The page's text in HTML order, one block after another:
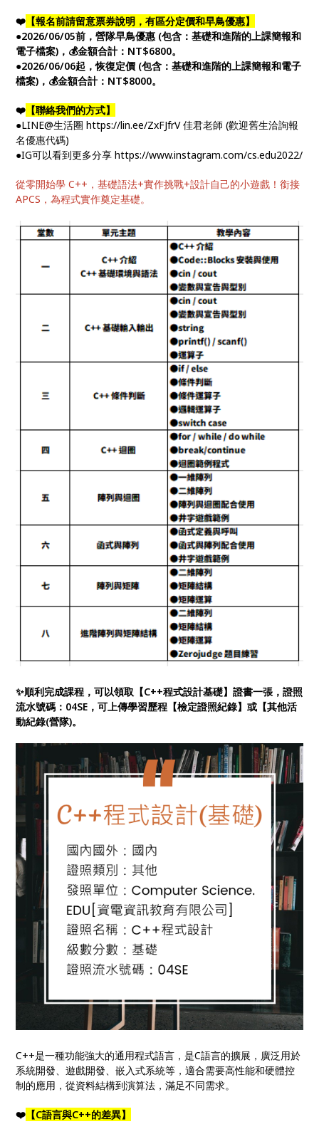
❤️ 【報名前請留意票券說明，有區分定價和早鳥優惠】
●2026/06/05前，營隊早鳥優惠 (包含：基礎和進階的上課簡報和
電子檔案)，💰金額合計：NT$6800。
●2026/06/06起，恢復定價 (包含：基礎和進階的上課簡報和電子
檔案)，💰金額合計：NT$8000。
❤️ 【聯絡我們的方式】
●LINE@生活圈 https://lin.ee/ZxFJfrV 佳君老師 (歡迎舊生洽詢報
名優惠代碼)
●IG可以看到更多分享 https://www.instagram.com/cs.edu2022/
從零開始學 C++，基礎語法+實作挑戰+設計自己的小遊戲！銜接
APCS，為程式實作奠定基礎。
✨順利完成課程，可以領取【C++程式設計基礎】證書一張，證照
流水號碼：04SE，可上傳學習歷程【檢定證照紀錄】或【其他活
動紀錄(營隊)。
C++是一種功能強大的通用程式語言，是C語言的擴展，廣泛用於
系統開發、遊戲開發、嵌入式系統等，適合需要高性能和硬體控
制的應用，從資料結構到演算法，滿足不同需求。
❤️ 【C語言與C++的差異】